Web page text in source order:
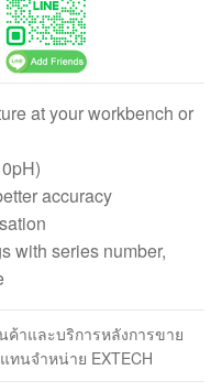
at your workbench or
accuracy
with series number,
ค้าและบริการหลังการขาย
ทนจำหน่าย EXTECH